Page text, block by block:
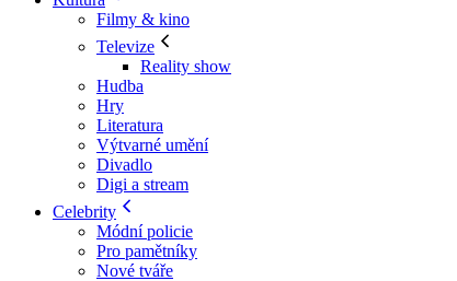
Filmy & kino
Televize
Reality show
Hudba
Hry
Literatura
Výtvarné umění
Divadlo
Digi a stream
Celebrity
Módní policie
Pro pamětníky
Nové tváře